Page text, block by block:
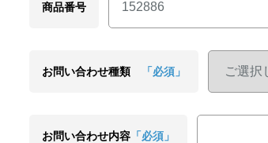
商品番号
お問い合わせ種類 「必須」
お問い合わせ内容 「必須」